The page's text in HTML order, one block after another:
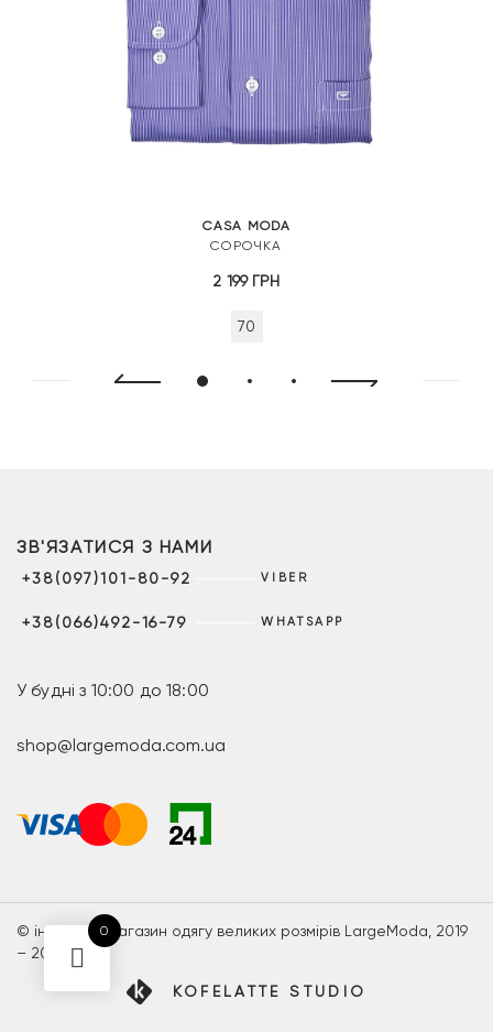
CASA MODA
СОРОЧКА
2 199 ГРН
70
ЗВ'ЯЗАТИСЯ З НАМИ
+38(097)101-80-92 VIBER
+38(066)492-16-79 WHATSAPP
У будні з 10:00 до 18:00
shop@largemoda.com.ua
© інтернет-магазин одягу великих розмірів LargeModa, 2019
– 2026
KOFELATTE STUDIO
0